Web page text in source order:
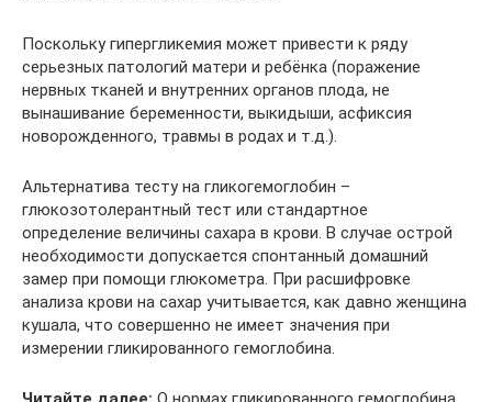
Поскольку гипергликемия может привести к ряду
серьезных патологий матери и ребёнка (поражение
нервных тканей и внутренних органов плода, не
вынашивание беременности, выкидыши, асфиксия
новорожденного, травмы в родах и т.д.).
Альтернатива тесту на гликогемоглобин –
глюкозотолерантный тест или стандартное
определение величины сахара в крови. В случае острой
необходимости допускается спонтанный домашний
замер при помощи глюкометра. При расшифровке
анализа крови на сахар учитывается, как давно женщина
кушала, что совершенно не имеет значения при
измерении гликированного гемоглобина.